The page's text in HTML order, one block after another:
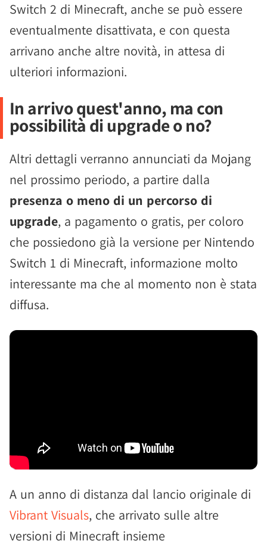
Switch 2 di Minecraft, anche se può essere
eventualmente disattivata, e con questa
arrivano anche altre novità, in attesa di
ulteriori informazioni.
In arrivo quest'anno, ma con
possibilità di upgrade o no?
Altri dettagli verranno annunciati da Mojang
nel prossimo periodo, a partire dalla
presenza o meno di un percorso di
upgrade, a pagamento o gratis, per coloro
che possiedono già la versione per Nintendo
Switch 1 di Minecraft, informazione molto
interessante ma che al momento non è stata
diffusa.
A un anno di distanza dal lancio originale di
Vibrant Visuals, che arrivato sulle altre
versioni di Minecraft insieme